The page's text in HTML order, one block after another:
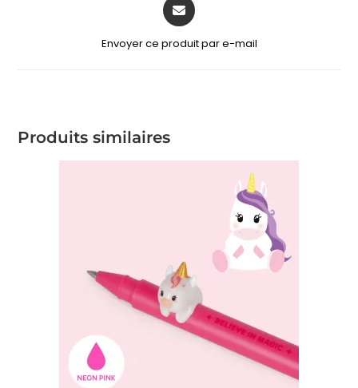
Envoyer ce produit par e-mail
Produits similaires